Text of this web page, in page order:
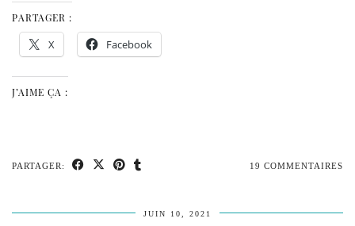
PARTAGER :
X Facebook
J’AIME ÇA :
PARTAGER: 19 COMMENTAIRES
JUIN 10, 2021